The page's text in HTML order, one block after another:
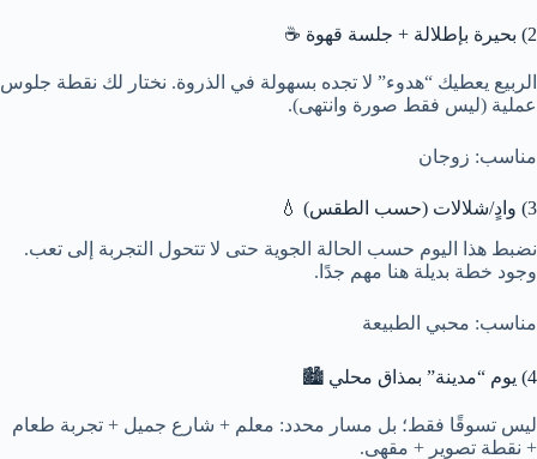
2) بحيرة بإطلالة + جلسة قهوة ☕
الربيع يعطيك “هدوء” لا تجده بسهولة في الذروة. نختار لك نقطة جلوس
عملية (ليس فقط صورة وانتهى).
مناسب: زوجان
3) وادٍ/شلالات (حسب الطقس) 💧
نضبط هذا اليوم حسب الحالة الجوية حتى لا تتحول التجربة إلى تعب.
وجود خطة بديلة هنا مهم جدًا.
مناسب: محبي الطبيعة
4) يوم “مدينة” بمذاق محلي 🏙️
ليس تسوقًا فقط؛ بل مسار محدد: معلم + شارع جميل + تجربة طعام
+ نقطة تصوير + مقهى.